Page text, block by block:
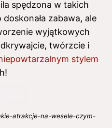
spędzona w takich
zabawa, ale
wyjątkowych
twórzcie i
stylem
atrakcje-na-wesele-czym-